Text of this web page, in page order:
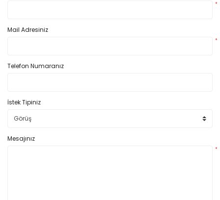
*
Mail Adresiniz
*
Telefon Numaranız
İstek Tipiniz
Mesajınız
*